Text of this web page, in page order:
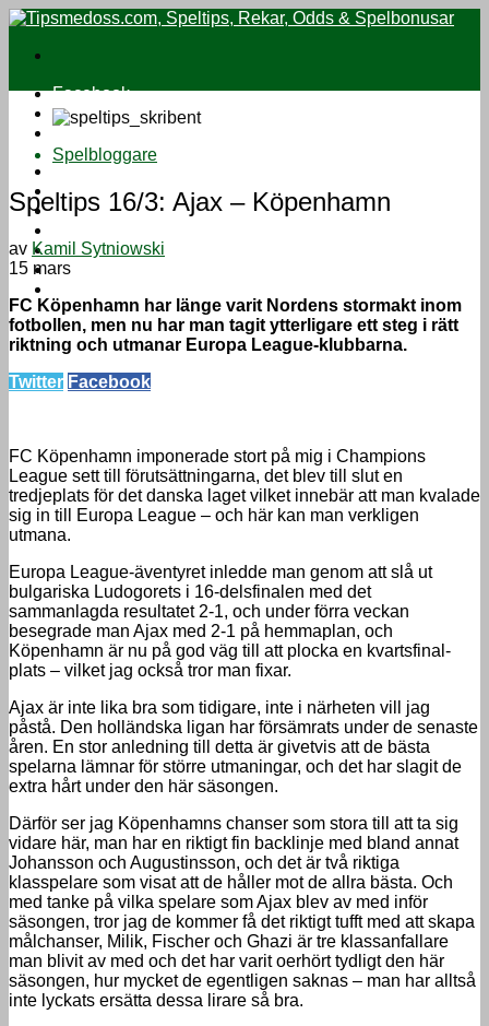
Facebook
Twitter
Instagram
Oddsbonusar
Casinobonusar
Streama fotboll
Sport på TV
Spelbloggare
Speltips 16/3: Ajax – Köpenhamn
av Kamil Sytniowski
15 mars
FC Köpenhamn har länge varit Nordens stormakt inom
fotbollen, men nu har man tagit ytterligare ett steg i rätt
riktning och utmanar Europa League-klubbarna.
Twitter Facebook
FC Köpenhamn imponerade stort på mig i Champions
League sett till förutsättningarna, det blev till slut en
tredjeplats för det danska laget vilket innebär att man kvalade
sig in till Europa League – och här kan man verkligen
utmana.
Europa League-äventyret inledde man genom att slå ut
bulgariska Ludogorets i 16-delsfinalen med det
sammanlagda resultatet 2-1, och under förra veckan
besegrade man Ajax med 2-1 på hemmaplan, och
Köpenhamn är nu på god väg till att plocka en kvartsfinal-
plats – vilket jag också tror man fixar.
Ajax är inte lika bra som tidigare, inte i närheten vill jag
påstå. Den holländska ligan har försämrats under de senaste
åren. En stor anledning till detta är givetvis att de bästa
spelarna lämnar för större utmaningar, och det har slagit de
extra hårt under den här säsongen.
Därför ser jag Köpenhamns chanser som stora till att ta sig
vidare här, man har en riktigt fin backlinje med bland annat
Johansson och Augustinsson, och det är två riktiga
klasspelare som visat att de håller mot de allra bästa. Och
med tanke på vilka spelare som Ajax blev av med inför
säsongen, tror jag de kommer få det riktigt tufft med att skapa
målchanser, Milik, Fischer och Ghazi är tre klassanfallare
man blivit av med och det har varit oerhört tydligt den här
säsongen, hur mycket de egentligen saknas – man har alltså
inte lyckats ersätta dessa lirare så bra.